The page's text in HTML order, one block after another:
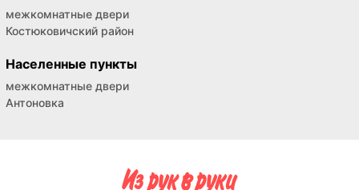
межкомнатные двери
Костюковичский район
Населенные пункты
межкомнатные двери
Антоновка